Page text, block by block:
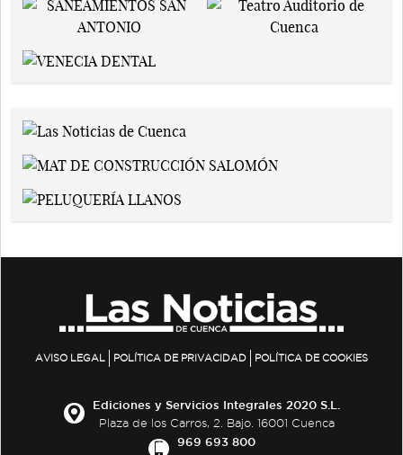
AVISO LEGAL POLÍTICA DE PRIVACIDAD POLÍTICA DE COOKIES
Ediciones y Servicios Integrales 2020 S.L.
Plaza de los Carros, 2. Bajo. 16001 Cuenca
969 693 800